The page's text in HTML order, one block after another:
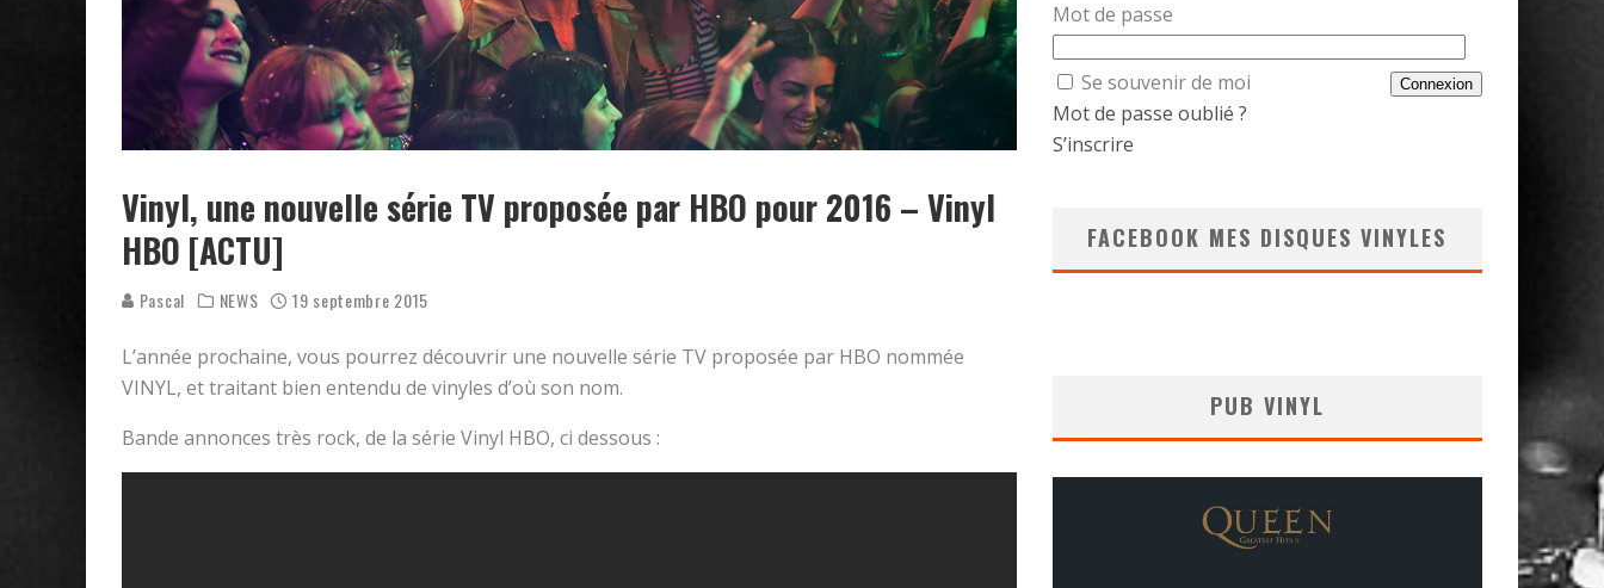
Vinyl, une nouvelle série TV proposée par HBO pour 2016 – Vinyl
HBO [ACTU]
Pascal NEWS 19 septembre 2015
L’année prochaine, vous pourrez découvrir une nouvelle série TV proposée par HBO nommée
VINYL, et traitant bien entendu de vinyles d’où son nom.
Bande annonces très rock, de la série Vinyl HBO, ci dessous :
Mot de passe
Se souvenir de moi
Mot de passe oublié ?
S’inscrire
FACEBOOK MES DISQUES VINYLES
PUB VINYL